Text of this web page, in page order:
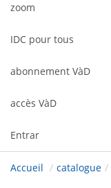
zoom
IDC pour tous
abonnement VàD
accès VàD
Entrar
Accueil / catalogue /